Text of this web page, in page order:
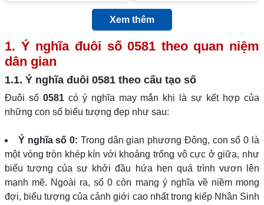
Xem thêm
1. Ý nghĩa đuôi số0581 theo quan niệm
dân gian
1.1. Ý nghĩa đuôi 0581 theo cấu tạo số
Đuôi số 0581có ý nghĩa may mắn khi là sự kết hợp của
những con số biểu tượng đẹp như sau:
Ý nghĩa số 0: Trong dân gian phương Đông, con số 0 là
một vòng tròn khép kín với khoảng trống vô cực ở giữa, như
biểu tượng của sự khởi đầu hứa hẹn quá trình vươn lên
mạnh mẽ. Ngoài ra, số 0 còn mang ý nghĩa về niềm mong
đợi, biểu tượng của cảnh giới cao nhất trong kiếp Nhân Sinh